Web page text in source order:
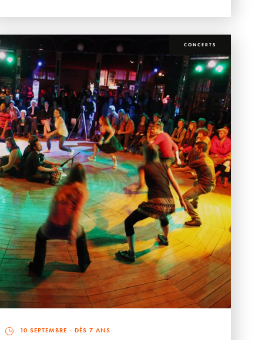
CONCERTS
10 SEPTEMBRE - DÈS 7 ANS